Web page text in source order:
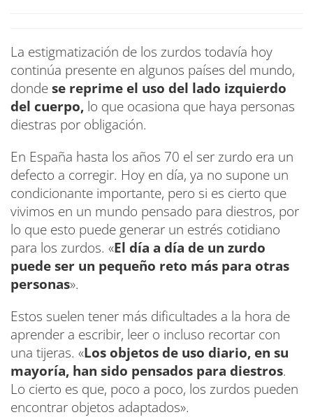
La estigmatización de los zurdos todavía hoy
continúa presente en algunos países del mundo,
dondese reprime el uso del lado izquierdo
del cuerpo, lo que ocasiona que haya personas
diestras por obligación.
En España hasta los años 70 el ser zurdo era un
defecto a corregir. Hoy en día, ya no supone un
condicionante importante, pero si es cierto que
vivimos en un mundo pensado para diestros, por
lo que esto puede generar un estrés cotidiano
para los zurdos. «El día a día de un zurdo
puede ser un pequeño reto más para otras
personas».
Estos suelen tener más dificultades a la hora de
aprender a escribir, leer o incluso recortar con
una tijeras. «Los objetos de uso diario, en su
mayoría, han sido pensados para diestros.
Lo cierto es que, poco a poco, los zurdos pueden
encontrar objetos adaptados».